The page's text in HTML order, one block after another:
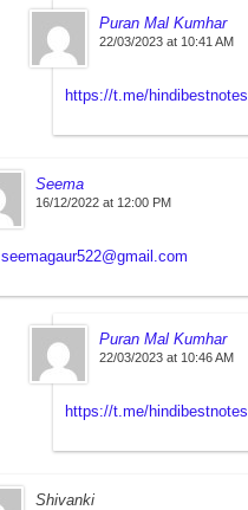
Puran Mal Kumhar
22/03/2023 at 10:41 AM
https://t.me/hindibestnotes
Seema
16/12/2022 at 12:00 PM
seemagaur522@gmail.com
Puran Mal Kumhar
22/03/2023 at 10:46 AM
https://t.me/hindibestnotes
Shivanki